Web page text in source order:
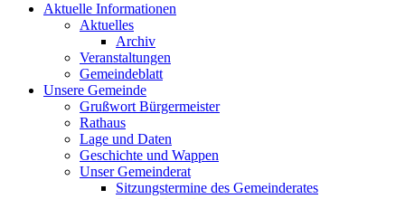
Aktuelle Informationen
Aktuelles
Archiv
Veranstaltungen
Gemeindeblatt
Unsere Gemeinde
Grußwort Bürgermeister
Rathaus
Lage und Daten
Geschichte und Wappen
Unser Gemeinderat
Sitzungstermine des Gemeinderates